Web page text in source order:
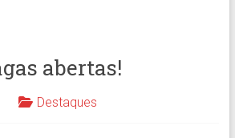
abertas!
Destaques